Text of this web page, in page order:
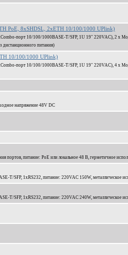
PoE, 8xSHDSL, 2xETH 10/100/1000 UPlink)
порт 10/100/1000BASE-T/SFP, 1U 19" 220VAC), 2 x
дистанционного питания)
10/100/1000 UPlink)
порт 10/100/1000BASE-T/SFP, 1U 19" 220VAC), 4 x
напряжение 48V DC
портов, питание: PoE или локальное 48 В, герметичное
T/SFP, 1xRS232, питание: 220VAC 150W, металлическое
T/SFP, 1xRS232, питание: 220VAC 240W, металлическое